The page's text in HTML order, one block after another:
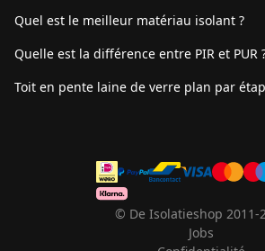
Quel est le meilleur matériau isolant ?
Quelle est la différence entre PIR et PUR
Toit en pente laine de verre plan par
© De Isolatieshop 2011-
Jobs